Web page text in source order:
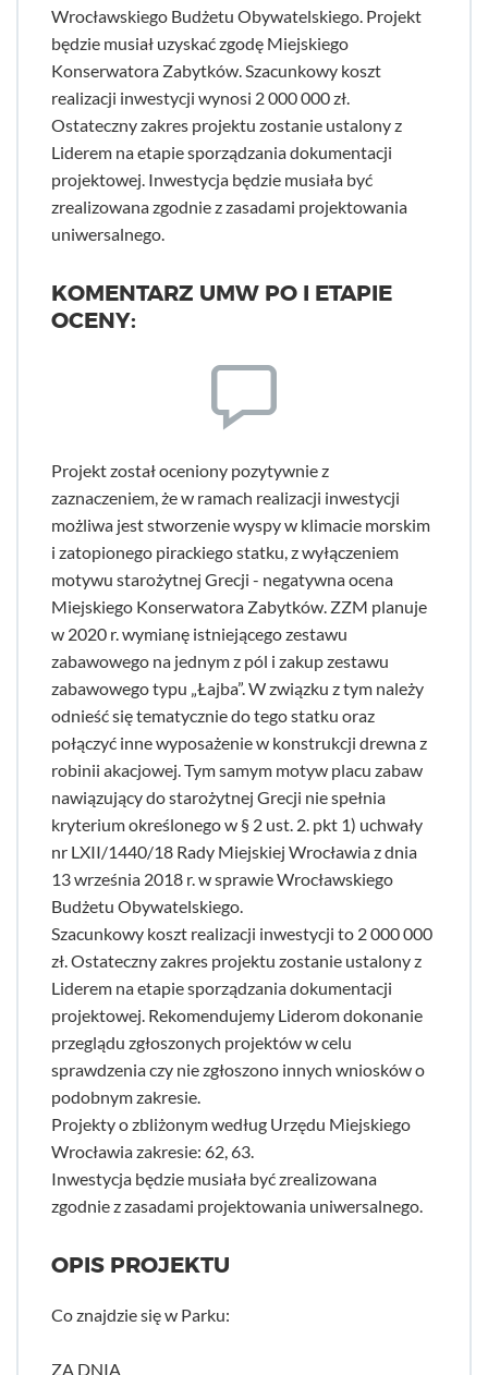
Wrocławskiego Budżetu Obywatelskiego. Projekt
będzie musiał uzyskać zgodę Miejskiego
Konserwatora Zabytków. Szacunkowy koszt
realizacji inwestycji wynosi 2 000 000 zł.
Ostateczny zakres projektu zostanie ustalony z
Liderem na etapie sporządzania dokumentacji
projektowej. Inwestycja będzie musiała być
zrealizowana zgodnie z zasadami projektowania
uniwersalnego.
KOMENTARZ UMW PO I ETAPIE
OCENY:
Projekt został oceniony pozytywnie z
zaznaczeniem, że w ramach realizacji inwestycji
możliwa jest stworzenie wyspy w klimacie morskim
i zatopionego pirackiego statku, z wyłączeniem
motywu starożytnej Grecji - negatywna ocena
Miejskiego Konserwatora Zabytków. ZZM planuje
w 2020 r. wymianę istniejącego zestawu
zabawowego na jednym z pól i zakup zestawu
zabawowego typu „Łajba”. W związku z tym należy
odnieść się tematycznie do tego statku oraz
połączyć inne wyposażenie w konstrukcji drewna z
robinii akacjowej. Tym samym motyw placu zabaw
nawiązujący do starożytnej Grecji nie spełnia
kryterium określonego w § 2 ust. 2. pkt 1) uchwały
nr LXII/1440/18 Rady Miejskiej Wrocławia z dnia
13 września 2018 r. w sprawie Wrocławskiego
Budżetu Obywatelskiego.
Szacunkowy koszt realizacji inwestycji to 2 000 000
zł. Ostateczny zakres projektu zostanie ustalony z
Liderem na etapie sporządzania dokumentacji
projektowej. Rekomendujemy Liderom dokonanie
przeglądu zgłoszonych projektów w celu
sprawdzenia czy nie zgłoszono innych wniosków o
podobnym zakresie.
Projekty o zbliżonym według Urzędu Miejskiego
Wrocławia zakresie: 62, 63.
Inwestycja będzie musiała być zrealizowana
zgodnie z zasadami projektowania uniwersalnego.
OPIS PROJEKTU
Co znajdzie się w Parku:
ZA DNIA